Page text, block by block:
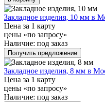
Закладное изделия, 10 мм в
Цена за 1 карту
цены «по запросу»
Наличие: под заказ
Получить предложение
Закладное изделия, 8 мм в
Цена за 1 карту
цены «по запросу»
Наличие: под заказ